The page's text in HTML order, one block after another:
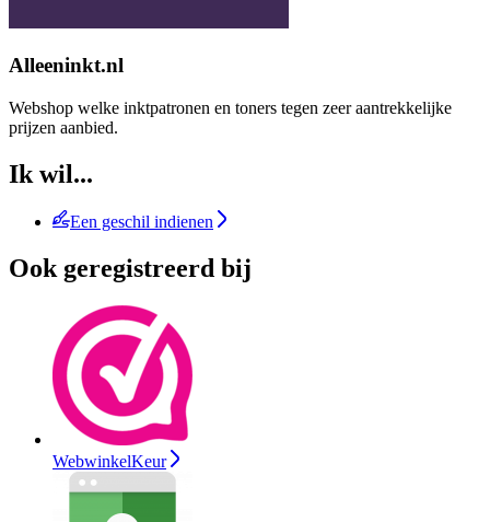
Alleeninkt.nl
Webshop welke inktpatronen en toners tegen zeer aantrekkelijke
prijzen aanbied.
Ik wil...
Een geschil indienen
Ook geregistreerd bij
WebwinkelKeur